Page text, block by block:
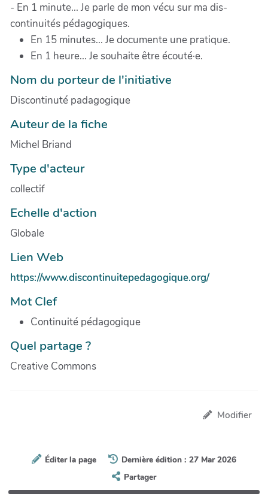
- En 1 minute... Je parle de mon vécu sur ma dis-
continuités pédagogiques.
En 15 minutes... Je documente une pratique.
En 1 heure... Je souhaite être écouté·e.
Nom du porteur de l'initiative
Discontinuté padagogique
Auteur de la fiche
Michel Briand
Type d'acteur
collectif
Echelle d'action
Globale
Lien Web
https://www.discontinuitepedagogique.org/
Mot Clef
Continuité pédagogique
Quel partage ?
Creative Commons
Modifier
Éditer la page
Dernière édition : 27 Mar 2026
Partager